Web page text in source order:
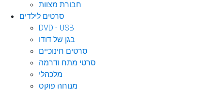
חבורת מצוות
סרטים לילדים
DVD - USB
בגן של דודו
סרטים חינוכיים
סרטי מתח ודרמה
מלכהלי
מנוחה פוקס